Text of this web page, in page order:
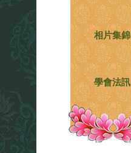
相片集錦
學會法訊